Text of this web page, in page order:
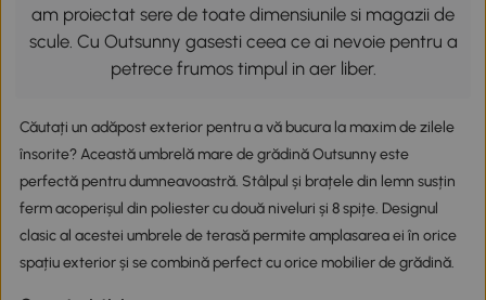
am proiectat sere de toate dimensiunile si magazii de
scule. Cu Outsunny gasesti ceea ce ai nevoie pentru a
petrece frumos timpul in aer liber.
Căutați un adăpost exterior pentru a vă bucura la maxim de zilele
însorite? Această umbrelă mare de grădină Outsunny este
perfectă pentru dumneavoastră. Stâlpul și brațele din lemn susțin
ferm acoperișul din poliester cu două niveluri și 8 spițe. Designul
clasic al acestei umbrele de terasă permite amplasarea ei în orice
spațiu exterior și se combină perfect cu orice mobilier de grădină.